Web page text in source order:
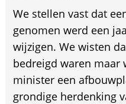
We stellen vast dat
genomen werd een
wijzigen. We wisten
bedreigd waren maar
minister een
grondige herdenking